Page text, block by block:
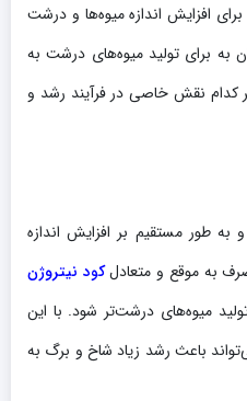
افزایش اندازه میوه‌ها و درشت
برای تولید میوه‌های درشت به
کدام نقش خاصی در فرآیند رشد و
طور مستقیم بر افزایش اندازه
به موقع و متعادلکود نیتروژن
میوه‌های درشت‌تر شود. با این
باعث رشد زیاد شاخ و برگ به